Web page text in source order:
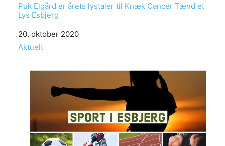
Puk Elgård er årets lystaler til Knæk Cancer Tænd et
Lys Esbjerg
Date
20. oktober 2020
In relation to
Aktuelt